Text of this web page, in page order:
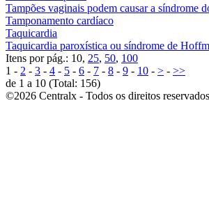
Tampões vaginais podem causar a síndrome
Tamponamento cardíaco
Taquicardia
Taquicardia paroxística ou síndrome de
Itens por pág.: 10, 25, 50, 100
1 - 2 - 3 - 4 - 5 - 6 - 7 - 8 - 9 - 10 - > - >>
de 1 a 10 (Total: 156)
©2026 Centralx - Todos os direitos reservados